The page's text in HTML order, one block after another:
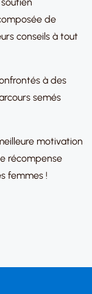
de
conseils à tout
à des
semés
motivation
récompense
femmes !